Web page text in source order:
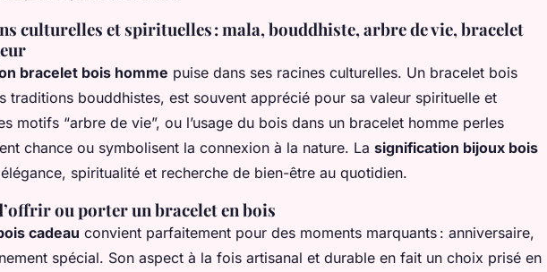
culturelles et spirituelles : mala, bouddhiste, arbre de vie, bracelet
bracelet bois homme puise dans ses racines culturelles. Un bracelet bois
traditions bouddhistes, est souvent apprécié pour sa valeur spirituelle et
motifs “arbre de vie”, ou l’usage du bois dans un bracelet homme perles
chance ou symbolisent la connexion à la nature. La signification bijoux bois
spiritualité et recherche de bien-être au quotidien.
ou porter un bracelet en bois
cadeau convient parfaitement pour des moments marquants : anniversaire,
spécial. Son aspect à la fois artisanal et durable en fait un choix prisé en